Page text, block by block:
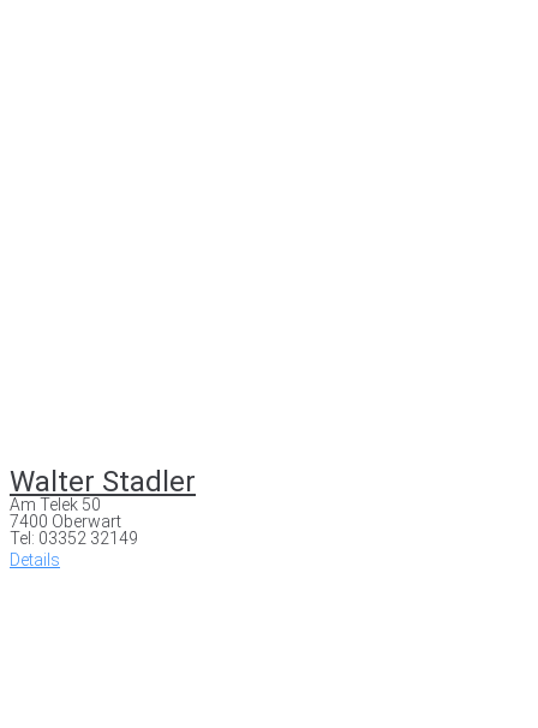
Walter Stadler
Am Telek 50
7400 Oberwart
Tel: 03352 32149
Details